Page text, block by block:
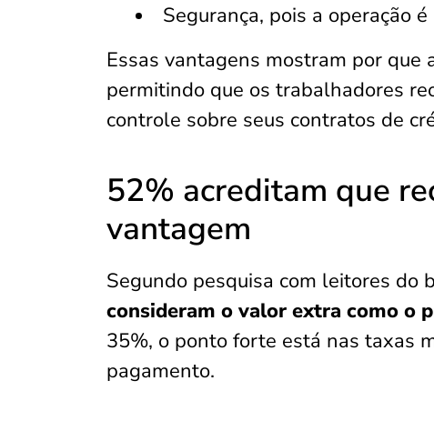
Segurança, pois a operação
Essas vantagens mostram por
permitindo que os trabalhadores
controle sobre seus contratos de
52% acreditam que
vantagem
Segundo pesquisa com leitores do
consideram o valor extra como o
35%, o ponto forte está nas taxas
pagamento.